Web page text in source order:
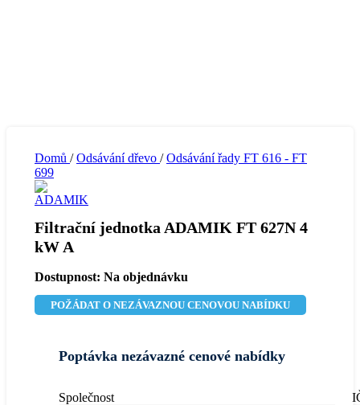
Domů / Odsávání dřevo / Odsávání řady FT 616 - FT
699
Filtrační jednotka ADAMIK FT 627N 4
kW A
Dostupnost: Na objednávku
POŽÁDAT O NEZÁVAZNOU CENOVOU NABÍDKU
Poptávka nezávazné cenové nabídky
Společnost